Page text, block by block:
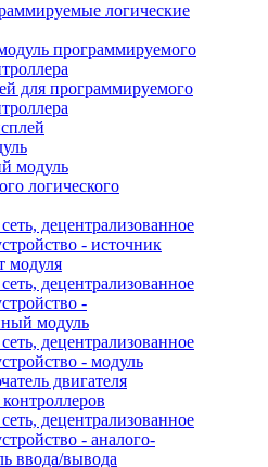
логические
программируемого
для программируемого
модуль
логического
децентрализованное
- источник
модуля
децентрализованное
-
модуль
децентрализованное
- модуль
двигателя
децентрализованное
- аналого-
ввода/вывода